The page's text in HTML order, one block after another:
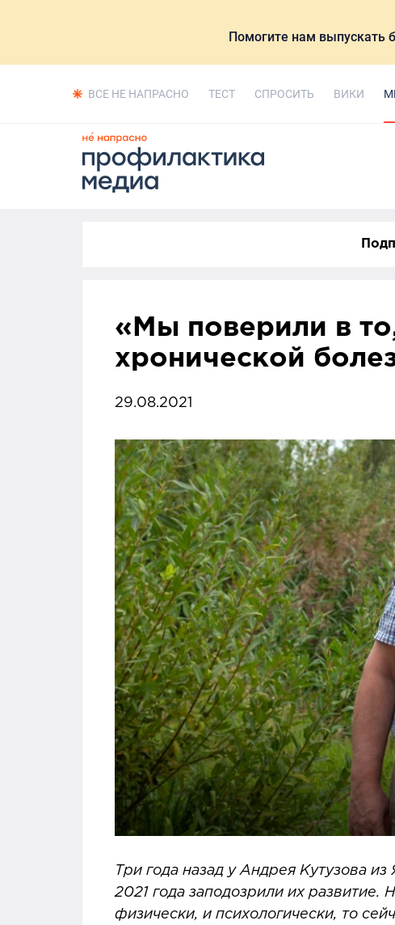
Помогите нам выпускать
ВСЕ НЕ НАПРАСНО ТЕСТ СПРОСИТЬ ВИКИ
«Мы поверили в
хронической
29.08.2021
Три года назад у Андрея Кутузова
2021 года заподозрили их
физически, и психологически, то